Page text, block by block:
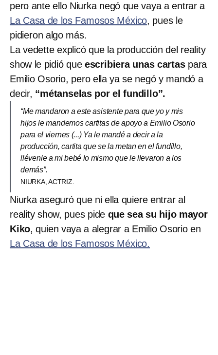
pero ante ello Niurka negó que vaya a entrar a
La Casa de los Famosos México, pues le
pidieron algo más.
La vedette explicó que la producción del reality
show le pidió que escribiera unas cartaspara
Emilio Osorio, pero ella ya se negó y mandó a
decir, “métanselas por el fundillo”.
“Me mandaron a este asistente para que yo y mis
hijos le mandemos cartitas de apoyo a Emilio Osorio
para el viernes (...) Ya le mandé a decir a la
producción, cartita que se la metan en el fundillo,
llévenle a mi bebé lo mismo que le llevaron a los
demás”.
NIURKA, ACTRIZ.
Niurka aseguró que ni ella quiere entrar al
reality show, pues pide que sea su hijo mayor
Kiko, quien vaya a alegrar a Emilio Osorio en
La Casa de los Famosos México.